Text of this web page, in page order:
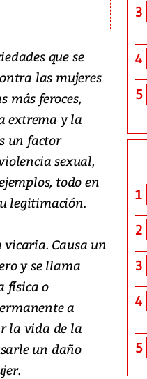
que se
las mujeres
más feroces,
extrema y la
un factor
sexual,
todo en
legitimación.
vicaria. Causa un
y se llama
física o
a
la vida de la
un daño
3
4
5
1
2
3
4
5